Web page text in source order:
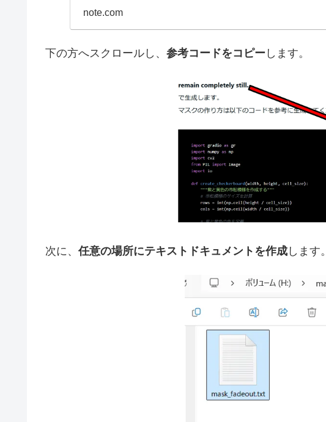
note.com
下の方へスクロールし、 参考コードをコピー します。
次に、 任意の場所にテキストドキュメントを作成 します。